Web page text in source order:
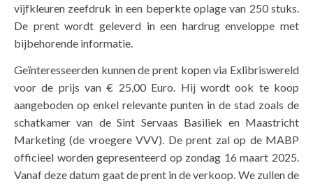
vijfkleuren zeefdruk in een beperkte oplage van 250 stuks.
De prent wordt geleverd in een hardrug enveloppe met
bijbehorende informatie.
Geïnteresseerden kunnen de prent kopen via Exlibriswereld
voor de prijs van € 25,00 Euro. Hij wordt ook te koop
aangeboden op enkel relevante punten in de stad zoals de
schatkamer van de Sint Servaas Basiliek en Maastricht
Marketing (de vroegere VVV). De prent zal op de MABP
officieel worden gepresenteerd op zondag 16 maart 2025.
Vanaf deze datum gaat de prent in de verkoop. We zullen de